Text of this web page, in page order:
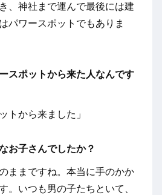
、神社まで運んで最後には建
パワースポットでもありま
スポットから来た人なんです
トから来ました」
お子さんでしたか？
ままですね。本当に手のかか
。いつも男の子たちといて、